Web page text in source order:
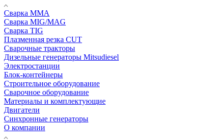
Сварка MMA
Сварка MIG/MAG
Сварка TIG
Плазменная резка CUT
Сварочные тракторы
Дизельные генераторы Mitsudiesel
Электростанции
Блок-контейнеры
Строительное оборудование
Сварочное оборудование
Материалы и комплектующие
Двигатели
Синхронные генераторы
О компании